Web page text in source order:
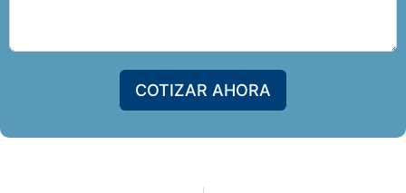
COTIZAR AHORA